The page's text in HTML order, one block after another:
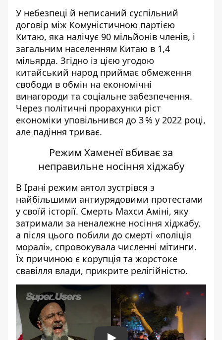
У небезпеці й неписаний суспільний
договір між Комуністичною партією
Китаю, яка налічує 90 мільйонів членів, і
загальним населенням Китаю в 1,4
мільярда. Згідно із цією угодою
китайський народ приймає обмеження
свободи в обмін на економічні
винагороди та соціальне забезпечення.
Через політичні прорахунки ріст
економіки уповільнився до 3 % у 2022 році,
але падіння триває.
Режим Хаменеї вбиває за
неправильне носіння хіджабу
В Ірані режим аятол зустрівся з
найбільшими антиурядовими протестами
у своїй історії. Смерть Махси Аміні, яку
затримали за неналежне носіння хіджабу,
а після цього побили до смерті «поліція
моралі», спровокувала численні мітинги.
Їх причиною є корупція та жорстоке
свавілля влади, прикрите релігійністю.